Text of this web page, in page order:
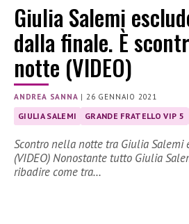
Giulia Salemi
dalla finale. È
notte (VIDEO)
ANDREA SANNA |26 GENNAIO 2021
GIULIA SALEMI GRANDE FRATELLO VIP 5
Scontro nella notte tra Giulia Salemi
(VIDEO) Nonostante tutto Giulia
ribadire come tra…